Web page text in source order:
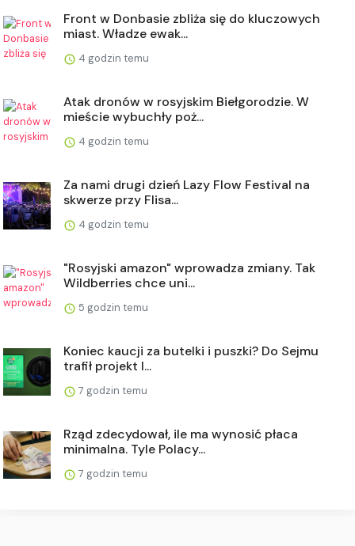
Front w Donbasie zbliża się do kluczowych
miast. Władze ewak...
4 godzin temu
Atak dronów w rosyjskim Biełgorodzie. W
mieście wybuchły poż...
4 godzin temu
Za nami drugi dzień Lazy Flow Festival na
skwerze przy Flisa...
4 godzin temu
"Rosyjski amazon" wprowadza zmiany. Tak
Wildberries chce uni...
5 godzin temu
Koniec kaucji za butelki i puszki? Do Sejmu
trafił projekt l...
7 godzin temu
Rząd zdecydował, ile ma wynosić płaca
minimalna. Tyle Polacy...
7 godzin temu